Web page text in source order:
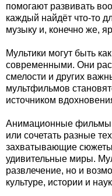
помогают развивать
каждый найдёт что-то
музыку и, конечно же,
Мультики могут быть
современными. Они
смелости и других
мультфильмов
источником
Анимационные фильмы
или сочетать разные
захватывающие
удивительные миры.
развлечение, но и
культуре, истории и